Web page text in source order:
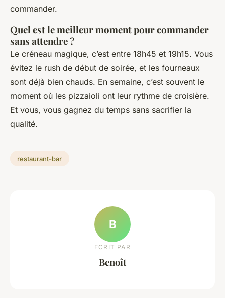
commander.
Quel est le meilleur moment pour commander
sans attendre ?
Le créneau magique, c’est entre 18h45 et 19h15. Vous
évitez le rush de début de soirée, et les fourneaux
sont déjà bien chauds. En semaine, c’est souvent le
moment où les pizzaioli ont leur rythme de croisière.
Et vous, vous gagnez du temps sans sacrifier la
qualité.
restaurant-bar
B
ECRIT PAR
Benoît